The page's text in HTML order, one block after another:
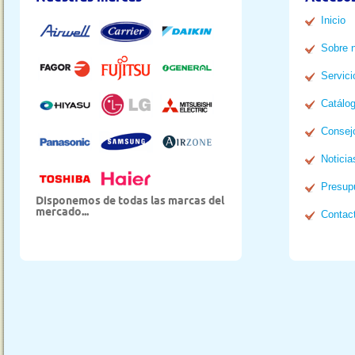
Disponemos de todas las marcas del
mercado...
Inicio
Sobre